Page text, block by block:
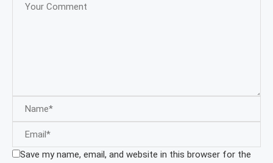
Save my name, email, and website in this browser for the